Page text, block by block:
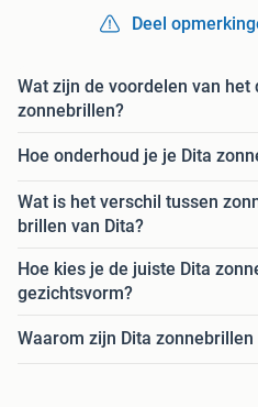
Deel
Wat zijn de voordelen van het
zonnebrillen?
Hoe onderhoud je je Dita
Wat is het verschil tussen
brillen van Dita?
Hoe kies je de juiste Dita
gezichtsvorm?
Waarom zijn Dita